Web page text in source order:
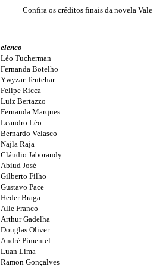
Confira os créditos finais da novela
elenco
Léo Tucherman
Fernanda Botelho
Ywyzar Tentehar
Felipe Ricca
Luiz Bertazzo
Fernanda Marques
Leandro Léo
Bernardo Velasco
Najla Raja
Cláudio Jaborandy
Abiud José
Gilberto Filho
Gustavo Pace
Heder Braga
Alle Franco
Arthur Gadelha
Douglas Oliver
André Pimentel
Luan Lima
Ramon Gonçalves